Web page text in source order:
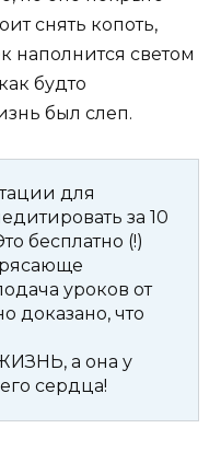
снять копоть,
наполнится светом
будто
был слеп.
для
за 10
бесплатно (!)
уроков от
доказано, что
а она у
сердца!